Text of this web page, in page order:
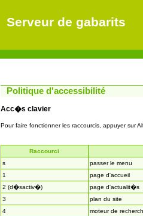
Serveur de gabarits
Politique d'accessibilité
Acc�s clavier
Pour faire fonctionner les raccourcis, appuyer sur
Raccourci
s
passer le menu
1
page d'accueil
2 (d�sactiv�)
page d'actualit�s
3
plan du site
4
moteur de